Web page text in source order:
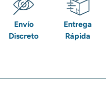
Envío
Discreto
Entrega
Rápida